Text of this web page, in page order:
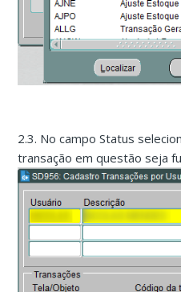
2.3. No campo Status
transação em questão seja